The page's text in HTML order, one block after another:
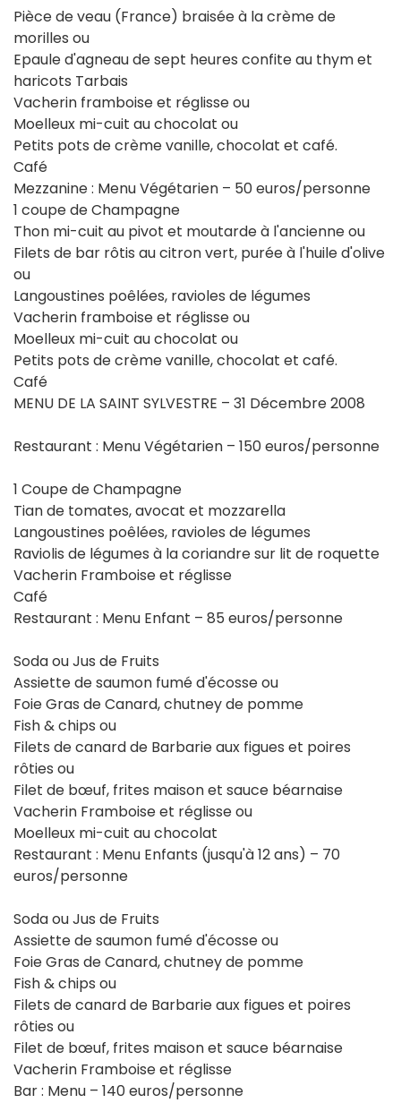
Pièce de veau (France) braisée à la crème de
morilles ou
Epaule d'agneau de sept heures confite au thym et
haricots Tarbais
Vacherin framboise et réglisse ou
Moelleux mi-cuit au chocolat ou
Petits pots de crème vanille, chocolat et café.
Café
Mezzanine : Menu Végétarien – 50 euros/personne
1 coupe de Champagne
Thon mi-cuit au pivot et moutarde à l'ancienne ou
Filets de bar rôtis au citron vert, purée à l'huile d'olive
ou
Langoustines poêlées, ravioles de légumes
Vacherin framboise et réglisse ou
Moelleux mi-cuit au chocolat ou
Petits pots de crème vanille, chocolat et café.
Café
MENU DE LA SAINT SYLVESTRE – 31 Décembre 2008
Restaurant : Menu Végétarien – 150 euros/personne
1 Coupe de Champagne
Tian de tomates, avocat et mozzarella
Langoustines poêlées, ravioles de légumes
Raviolis de légumes à la coriandre sur lit de roquette
Vacherin Framboise et réglisse
Café
Restaurant : Menu Enfant – 85 euros/personne
Soda ou Jus de Fruits
Assiette de saumon fumé d'écosse ou
Foie Gras de Canard, chutney de pomme
Fish & chips ou
Filets de canard de Barbarie aux figues et poires
rôties ou
Filet de bœuf, frites maison et sauce béarnaise
Vacherin Framboise et réglisse ou
Moelleux mi-cuit au chocolat
Restaurant : Menu Enfants (jusqu'à 12 ans) – 70
euros/personne
Soda ou Jus de Fruits
Assiette de saumon fumé d'écosse ou
Foie Gras de Canard, chutney de pomme
Fish & chips ou
Filets de canard de Barbarie aux figues et poires
rôties ou
Filet de bœuf, frites maison et sauce béarnaise
Vacherin Framboise et réglisse
Bar : Menu – 140 euros/personne